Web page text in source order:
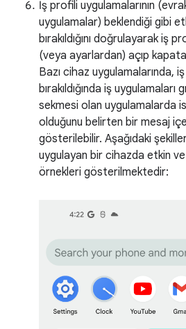
İş profili uygulamalarının
uygulamalar) beklendiği gibi
bırakıldığını doğrulayarak iş
(veya ayarlardan) açıp
Bazı cihaz uygulamalarında,
bırakıldığında iş
sekmesi olan uygulamalarda
olduğunu belirten bir mesaj
gösterilebilir. Aşağıdaki
uygulayan bir cihazda etkin ve
örnekleri gösterilmektedir: